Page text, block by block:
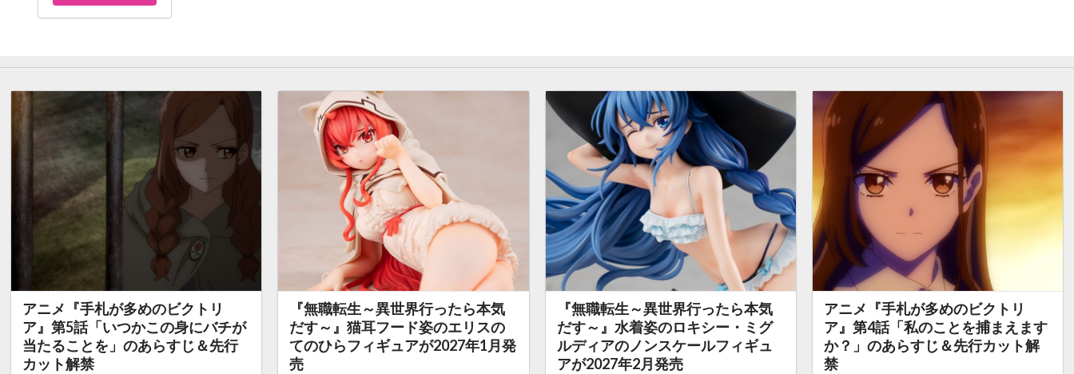
アニメ『手札が多めのビクトリ
ア』第5話「いつかこの身にバチが
当たることを」のあらすじ＆先行
カット解禁
『無職転生～異世界行ったら本気
だす～』猫耳フード姿のエリスの
てのひらフィギュアが2027年1月発
売
『無職転生～異世界行ったら本気
だす～』水着姿のロキシー・ミグ
ルディアのノンスケールフィギュ
アが2027年2月発売
アニメ『手札が多めのビクトリ
ア』第4話「私のことを捕まえます
か？」のあらすじ＆先行カット解
禁